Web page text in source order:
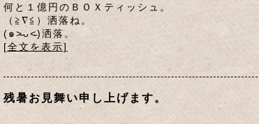
何と１億円のＢＯＸティッシュ。
（≧∇≦）洒落ね。
(๑˃̵ᴗ˂̵)洒落。
[全文を表示]
残暑お見舞い申し上げます。